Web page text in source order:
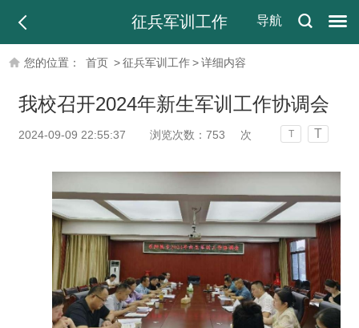
导航
征兵军训工作
您的位置： 首页 >征兵军训工作>详细内容
我校召开2024年新生军训工作协调会
2024-09-09 22:55:37 浏览次数： 753 次 T T